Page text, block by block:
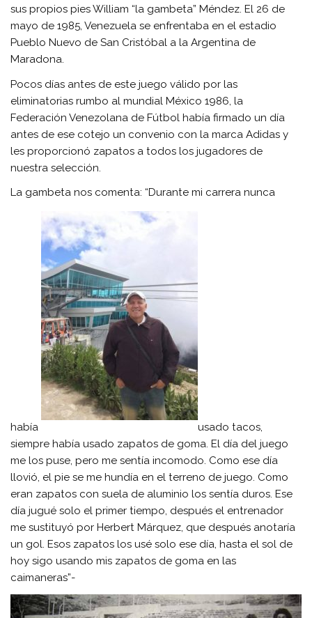
sus propios pies William “la gambeta” Méndez. El 26 de
mayo de 1985, Venezuela se enfrentaba en el estadio
Pueblo Nuevo de San Cristóbal a la Argentina de
Maradona.
Pocos días antes de este juego válido por las
eliminatorias rumbo al mundial México 1986, la
Federación Venezolana de Fútbol había firmado un día
antes de ese cotejo un convenio con la marca Adidas y
les proporcionó zapatos a todos los jugadores de
nuestra selección.
La gambeta nos comenta: “Durante mi carrera nunca
había
usado tacos,
siempre había usado zapatos de goma. El día del juego
me los puse, pero me sentía incomodo. Como ese día
llovió, el pie se me hundía en el terreno de juego. Como
eran zapatos con suela de aluminio los sentía duros. Ese
día jugué solo el primer tiempo, después el entrenador
me sustituyó por Herbert Márquez, que después anotaría
un gol. Esos zapatos los usé solo ese día, hasta el sol de
hoy sigo usando mis zapatos de goma en las
caimaneras”-